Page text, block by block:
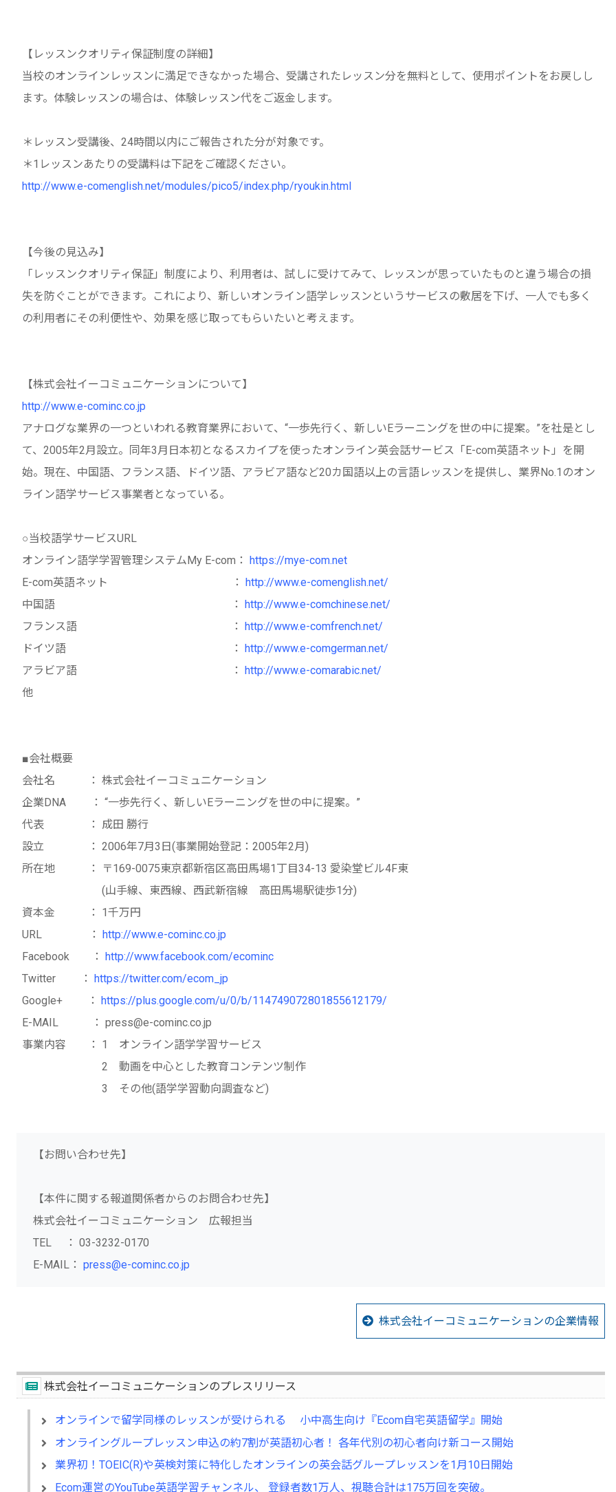
【レッスンクオリティ保証制度の詳細】
当校のオンラインレッスンに満足できなかった場合、受講されたレッスン分を無料として、使用ポイントをお戻しし
ます。体験レッスンの場合は、体験レッスン代をご返金します。
＊レッスン受講後、24時間以内にご報告された分が対象です。
＊1レッスンあたりの受講料は下記をご確認ください。
http://www.e-comenglish.net/modules/pico5/index.php/ryoukin.html
【今後の見込み】
「レッスンクオリティ保証」制度により、利用者は、試しに受けてみて、レッスンが思っていたものと違う場合の損
失を防ぐことができます。これにより、新しいオンライン語学レッスンというサービスの敷居を下げ、一人でも多く
の利用者にその利便性や、効果を感じ取ってもらいたいと考えます。
【株式会社イーコミュニケーションについて】
http://www.e-cominc.co.jp
アナログな業界の一つといわれる教育業界において、“一歩先行く、新しいEラーニングを世の中に提案。”を社是とし
て、2005年2月設立。同年3月日本初となるスカイプを使ったオンライン英会話サービス「E-com英語ネット」を開
始。現在、中国語、フランス語、ドイツ語、アラビア語など20カ国語以上の言語レッスンを提供し、業界No.1のオン
ライン語学サービス事業者となっている。
○当校語学サービスURL
オンライン語学学習管理システムMy E-com： https://mye-com.net
E-com英語ネット ： http://www.e-comenglish.net/
中国語 ： http://www.e-comchinese.net/
フランス語 ： http://www.e-comfrench.net/
ドイツ語 ： http://www.e-comgerman.net/
アラビア語 ： http://www.e-comarabic.net/
他
■会社概要
会社名 ： 株式会社イーコミュニケーション
企業DNA ： “一歩先行く、新しいEラーニングを世の中に提案。”
代表 ： 成田 勝行
設立 ： 2006年7月3日(事業開始登記：2005年2月)
所在地 ： 〒169-0075東京都新宿区高田馬場1丁目34-13 愛染堂ビル4F東
(山手線、東西線、西武新宿線 高田馬場駅徒歩1分)
資本金 ： 1千万円
URL ： http://www.e-cominc.co.jp
Facebook ： http://www.facebook.com/ecominc
Twitter ： https://twitter.com/ecom_jp
Google+ ： https://plus.google.com/u/0/b/114749072801855612179/
E-MAIL ： press@e-cominc.co.jp
事業内容 ： 1 オンライン語学学習サービス
2 動画を中心とした教育コンテンツ制作
3 その他(語学学習動向調査など)
【お問い合わせ先】
【本件に関する報道関係者からのお問合わせ先】
株式会社イーコミュニケーション 広報担当
TEL ： 03-3232-0170
E-MAIL： press@e-cominc.co.jp
株式会社イーコミュニケーションの企業情報
株式会社イーコミュニケーションのプレスリリース
オンラインで留学同様のレッスンが受けられる 小中高生向け『Ecom自宅英語留学』開始
オンライングループレッスン申込の約7割が英語初心者！ 各年代別の初心者向け新コース開始
業界初！TOEIC(R)や英検対策に特化したオンラインの英会話グループレッスンを1月10日開始
Ecom運営のYouTube英語学習チャンネル、 登録者数1万人、視聴合計は175万回を突破。